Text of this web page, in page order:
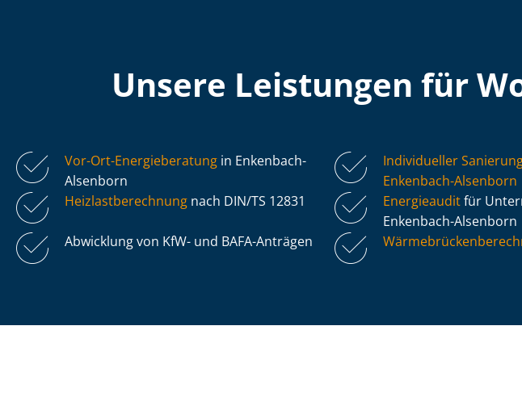
Unsere Leistungen für
Vor-Ort-Energieberatung in Enkenbach-
Alsenborn
Individueller
Enkenbach-Alsenborn
Heiz­last­be­rech­nung nach DIN/TS 12831 Energieauditfür
Enkenbach-Alsenborn
Abwicklung von KfW- und BAFA-Anträgen